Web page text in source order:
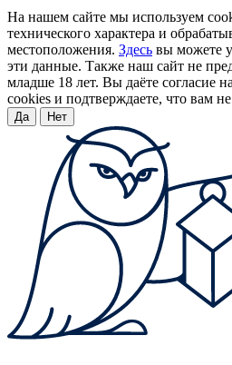
На нашем сайте мы используем
технического характера и
местоположения. Здесь вы можете
эти данные. Также наш сайт не
младше 18 лет. Вы даёте согласие
cookies и подтверждаете, что вам
Да Нет